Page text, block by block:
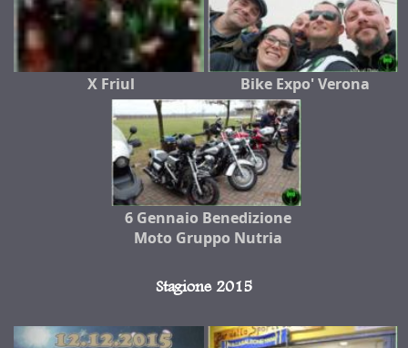
X Friul Bike Expo' Verona
6 Gennaio Benedizione
Moto Gruppo Nutria
Stagione 2015